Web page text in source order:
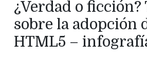
¿Verdad o ficción?
sobre la adopción
HTML5 –